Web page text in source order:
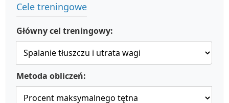
Cele treningowe
Główny cel treningowy:
Metoda obliczeń: